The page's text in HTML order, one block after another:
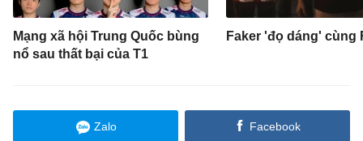
Mạng xã hội Trung Quốc bùng
nổ sau thất bại của T1
Faker 'đọ dáng' cùng
Zalo Facebook